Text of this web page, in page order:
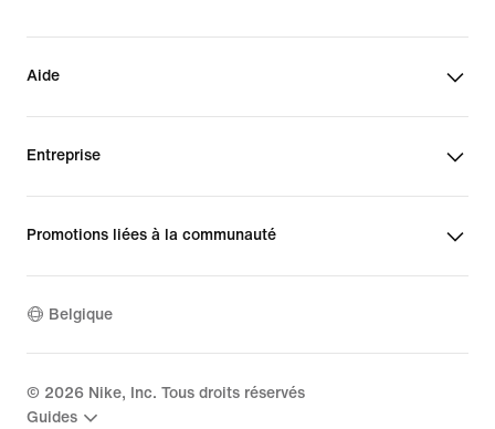
Aide
Entreprise
Promotions liées à la communauté
Belgique
© 2026 Nike, Inc. Tous droits réservés
Guides